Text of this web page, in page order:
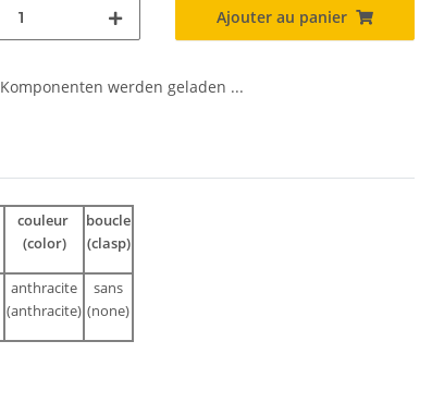
Ajouter au panier
Komponenten werden geladen ...
couleur
(color)
boucle
(clasp)
anthracite
(anthracite)
sans
(none)